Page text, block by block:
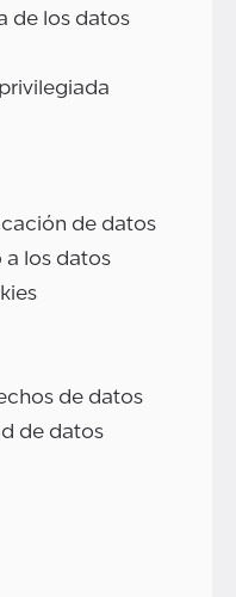
de los datos
de datos
a los datos
de datos
de datos